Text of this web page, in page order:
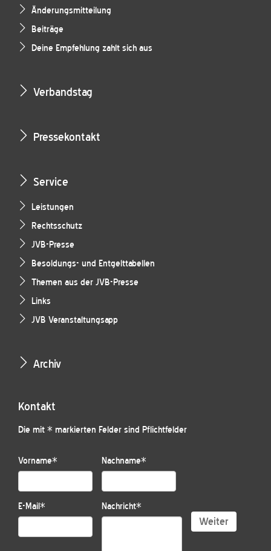
Änderungsmitteilung
Beiträge
Deine Empfehlung zahlt sich aus
Verbandstag
Pressekontakt
Service
Leistungen
Rechtsschutz
JVB-Presse
Besoldungs- und Entgelttabellen
Themen aus der JVB-Presse
Links
JVB Veranstaltungsapp
Archiv
Kontakt
Die mit * markierten Felder sind Pflichtfelder
Vorname* Nachname*
E-Mail* Nachricht*
Weiter